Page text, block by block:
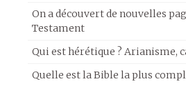
On a découvert de nouvelles
Testament
Qui est hérétique ? Arianisme,
Quelle est la Bible la plus